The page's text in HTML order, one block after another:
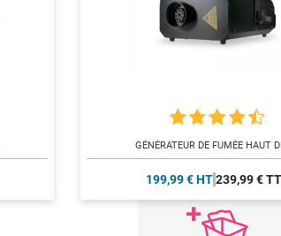
GÉNÉRATEUR DE FUMÉE HAUT
199,99 € HT 239,99 €